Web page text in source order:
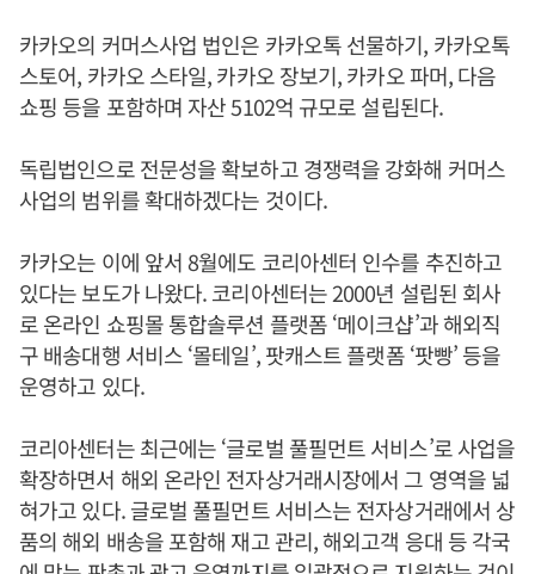
카카오의 커머스사업 법인은 카카오톡 선물하기, 카카오톡
스토어, 카카오 스타일, 카카오 장보기, 카카오 파머, 다음
쇼핑 등을 포함하며 자산 5102억 규모로 설립된다.
독립법인으로 전문성을 확보하고 경쟁력을 강화해 커머스
사업의 범위를 확대하겠다는 것이다.
카카오는 이에 앞서 8월에도 코리아센터 인수를 추진하고
있다는 보도가 나왔다. 코리아센터는 2000년 설립된 회사
로 온라인 쇼핑몰 통합솔루션 플랫폼 ‘메이크샵’과 해외직
구 배송대행 서비스 ‘몰테일’, 팟캐스트 플랫폼 ‘팟빵’ 등을
운영하고 있다.
코리아센터는 최근에는 ‘글로벌 풀필먼트 서비스’로 사업을
확장하면서 해외 온라인 전자상거래시장에서 그 영역을 넓
혀가고 있다. 글로벌 풀필먼트 서비스는 전자상거래에서 상
품의 해외 배송을 포함해 재고 관리, 해외고객 응대 등 각국